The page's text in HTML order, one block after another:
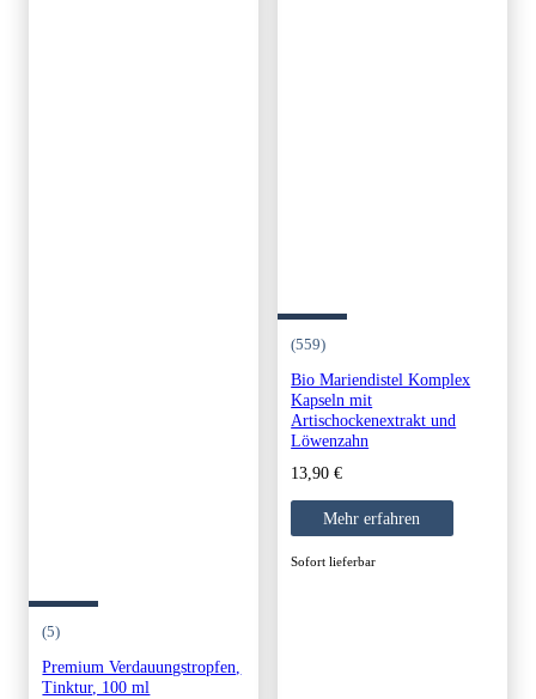
(5)
Premium Verdauungstropfen,
Tinktur, 100 ml
(559)
Bio Mariendistel Komplex
Kapseln mit
Artischockenextrakt und
Löwenzahn
13,90€
Mehr erfahren
Sofort lieferbar